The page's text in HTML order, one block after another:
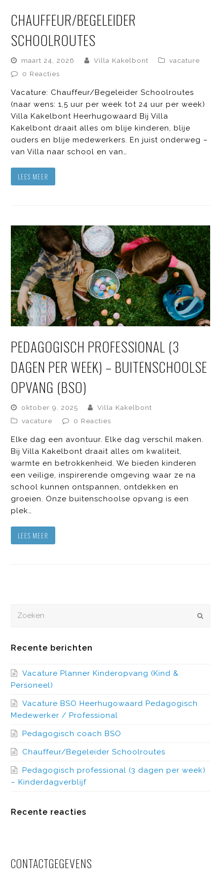
CHAUFFEUR/BEGELEIDER
SCHOOLROUTES
maart 24, 2026 Villa Kakelbont
vacature
0 Reacties
Vacature: Chauffeur/Begeleider Schoolroutes
(naar wens: 1,5 uur per week tot 24 uur per week)
Villa Kakelbont Heerhugowaard Bij Villa
Kakelbont draait alles om blije kinderen, blije
ouders en blije medewerkers. En juist onderweg –
van Villa naar school en van…
LEES MEER
PEDAGOGISCH PROFESSIONAL (3
DAGEN PER WEEK) – BUITENSCHOOLSE
OPVANG (BSO)
oktober 9, 2025
Villa Kakelbont
vacature
0 Reacties
Elke dag een avontuur. Elke dag verschil maken.
Bij Villa Kakelbont draait alles om kwaliteit,
warmte en betrokkenheid. We bieden kinderen
een veilige, inspirerende omgeving waar ze na
school kunnen ontspannen, ontdekken en
groeien. Onze buitenschoolse opvang is een
plek…
LEES MEER
Recente berichten
Vacature Planner Kinderopvang (Kind &
Personeel)
Vacature BSO Heerhugowaard Pedagogisch
Medewerker / Professional
Pedagogisch coach BSO
Chauffeur/Begeleider Schoolroutes
Pedagogisch professional (3 dagen per week)
– Kinderdagverblijf
Recente reacties
CONTACTGEGEVENS